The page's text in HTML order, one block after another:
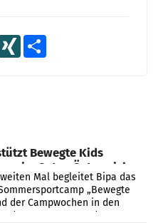
XING
Bewegte Kids
im Osten Österreichs
Mal begleitet Bipa das
„Bewegte
der Campwochen in den
August versorgt das